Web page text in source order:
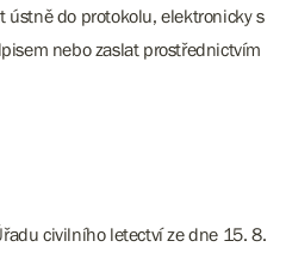
ústně do protokolu, elektronicky s
nebo zaslat prostřednictvím
civilního letectví ze dne 15. 8.